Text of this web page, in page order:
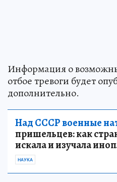
Информация о
отбое тревоги будет
дополнительно.
Над СССР военные
пришельцев: как
искала и изучала
НАУКА